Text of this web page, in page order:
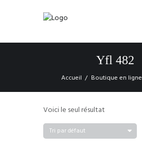
Yfl 482
Accueil Boutique en ligne
Voici le seul résultat